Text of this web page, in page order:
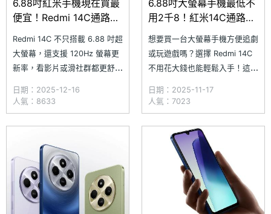
6.88吋紅米手機現在買最
便宜！Redmi 14C通路最
低價格不用2千
9(2025.12)
Redmi 14C 不只搭載 6.88 吋超
大螢幕，還支援 120Hz 螢幕更
新率，看影片或滑社群都更舒
低藍光與無頻閃認證，能減少對
眼睛的負擔。如果你正在找一台
大螢幕、適合追劇或玩遊戲的紅
個相當實惠的選擇。究竟
日期：2025-12-16
人氣：8633
6.88吋大螢幕手機最低不
用2千8！紅米14C通路優
惠價格一次看(2025.11)
想要買一台大螢幕手機方便追劇
或玩遊戲嗎？選擇 Redmi 14C
不用花大錢也能輕鬆入手！這款
同時還擁有 120Hz 更新率，讓
你可以輕鬆享受滑順的視覺效
果；通過德國萊因 TÜV 低藍光
和無頻閃認證，還可減少螢幕光
對肉眼造成的傷害。究竟
日期：2025-11-17
人氣：7023